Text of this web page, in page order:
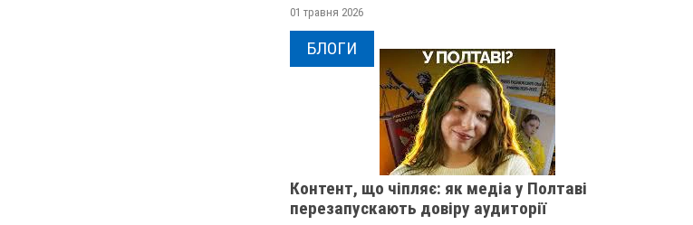
01 травня 2026
БЛОГИ
Контент, що чіпляє: як медіа у Полтаві
перезапускають довіру аудиторії